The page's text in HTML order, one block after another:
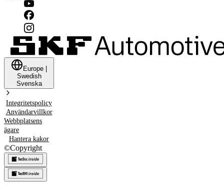
Europe
Swedish
Svenska
Integritetspolicy
Användarvillkor
Webbplatsens
ägare
Hantera kakor
©Copyright